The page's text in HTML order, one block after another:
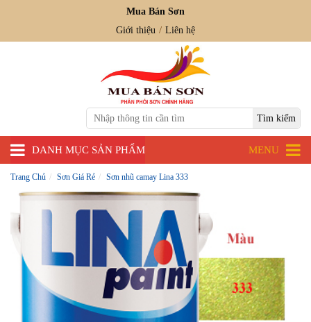
Mua Bán Sơn
Giới thiệu
Liên hệ
DANH MỤC SẢN PHẨM MENU
Trang Chủ Sơn Giá Rẻ Sơn nhũ camay Lina 333